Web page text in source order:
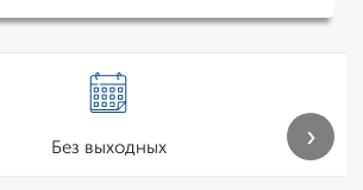
Без выходных ›